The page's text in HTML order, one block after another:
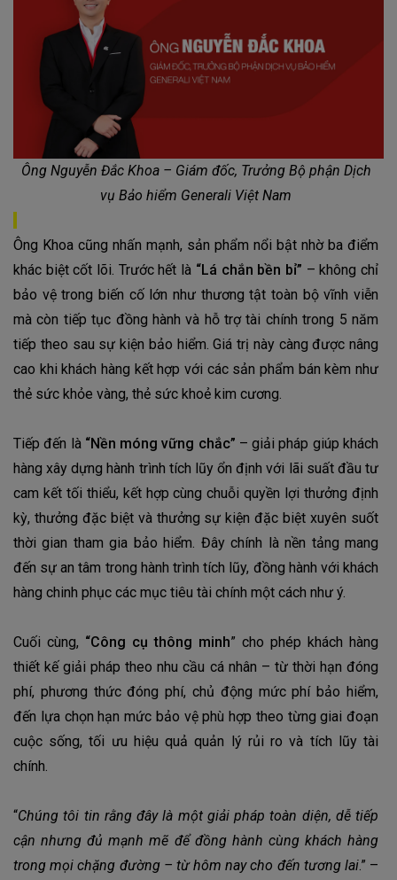
Ông Nguyễn Đắc Khoa – Giám đốc, Trưởng Bộ phận Dịch
vụ Bảo hiểm Generali Việt Nam
Ông Khoa cũng nhấn mạnh, sản phẩm nổi bật nhờ ba điểm
khác biệt cốt lõi. Trước hết là “Lá chắn bền bỉ” – không chỉ
bảo vệ trong biến cố lớn như thương tật toàn bộ vĩnh viễn
mà còn tiếp tục đồng hành và hỗ trợ tài chính trong 5 năm
tiếp theo sau sự kiện bảo hiểm. Giá trị này càng được nâng
cao khi khách hàng kết hợp với các sản phẩm bán kèm như
thẻ sức khỏe vàng, thẻ sức khoẻ kim cương.
Tiếp đến là “Nền móng vững chắc” – giải pháp giúp khách
hàng xây dựng hành trình tích lũy ổn định với lãi suất đầu tư
cam kết tối thiểu, kết hợp cùng chuỗi quyền lợi thưởng định
kỳ, thưởng đặc biệt và thưởng sự kiện đặc biệt xuyên suốt
thời gian tham gia bảo hiểm. Đây chính là nền tảng mang
đến sự an tâm trong hành trình tích lũy, đồng hành với khách
hàng chinh phục các mục tiêu tài chính một cách như ý.
Cuối cùng, “Công cụ thông minh” cho phép khách hàng
thiết kế giải pháp theo nhu cầu cá nhân – từ thời hạn đóng
phí, phương thức đóng phí, chủ động mức phí bảo hiểm,
đến lựa chọn hạn mức bảo vệ phù hợp theo từng giai đoạn
cuộc sống, tối ưu hiệu quả quản lý rủi ro và tích lũy tài
chính.
“Chúng tôi tin rằng đây là một giải pháp toàn diện, dễ tiếp
cận nhưng đủ mạnh mẽ để đồng hành cùng khách hàng
trong mọi chặng đường – từ hôm nay cho đến tương lai.” –